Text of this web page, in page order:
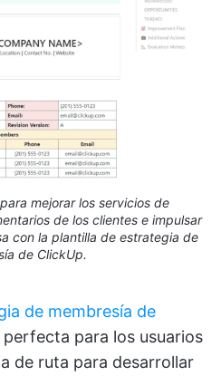
mejorar los servicios de
de los clientes e impulsar
con la plantilla de estrategia de
de ClickUp.
de membresía de
perfecta para los usuarios
de ruta para desarrollar